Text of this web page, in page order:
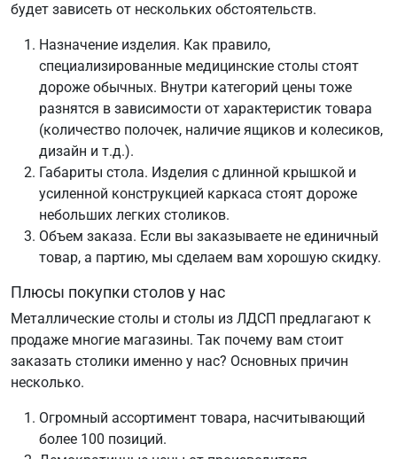
будет зависеть от нескольких обстоятельств.
Назначение изделия. Как правило,
специализированные медицинские столы стоят
дороже обычных. Внутри категорий цены тоже
разнятся в зависимости от характеристик товара
(количество полочек, наличие ящиков и колесиков,
дизайн и т.д.).
Габариты стола. Изделия с длинной крышкой и
усиленной конструкцией каркаса стоят дороже
небольших легких столиков.
Объем заказа. Если вы заказываете не единичный
товар, а партию, мы сделаем вам хорошую скидку.
Плюсы покупки столов у нас
Металлические столы и столы из ЛДСП предлагают к
продаже многие магазины. Так почему вам стоит
заказать столики именно у нас? Основных причин
несколько.
Огромный ассортимент товара, насчитывающий
более 100 позиций.